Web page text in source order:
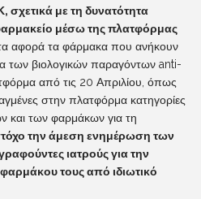
με τη δυνατότητα
μέσω της πλατφόρμας
αφορά τα φάρμακα που ανήκουν
των βιολογικών παραγόντων anti-
από τις 20 Απριλίου, όπως
στην πλατφόρμα κατηγορίες
και των φαρμάκων για τη
την άμεση ενημέρωση των
ιατρούς για την
τους από ιδιωτικό